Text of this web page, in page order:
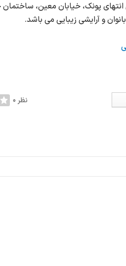
انتهای پونک، خیابان معین،
0 نظر